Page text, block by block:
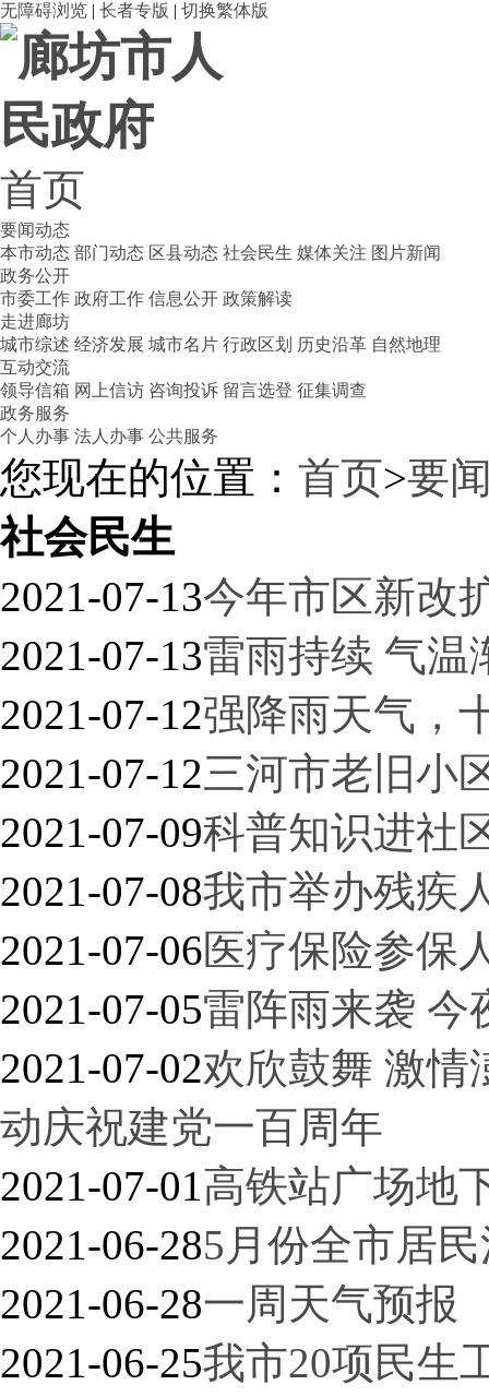
无障碍浏览 | 长者专版 | 切换繁体版
首页
要闻动态
本市动态 部门动态 区县动态 社会民生 媒体关注 图片新闻
政务公开
市委工作 政府工作 信息公开 政策解读
走进廊坊
城市综述 经济发展 城市名片 行政区划 历史沿革 自然地理
互动交流
领导信箱 网上信访 咨询投诉 留言选登 征集调查
政务服务
个人办事 法人办事 公共服务
您现在的位置： 首页>要
社会民生
2021-07-13今年市区新改
2021-07-13雷雨持续 气温
2021-07-12强降雨天气，
2021-07-12三河市老旧小
2021-07-09科普知识进社
2021-07-08我市举办残疾
2021-07-06医疗保险参保
2021-07-05雷阵雨来袭 今
2021-07-02欢欣鼓舞 激情
动庆祝建党一百周年
2021-07-01高铁站广场地
2021-06-285月份全市居
2021-06-28一周天气预报
2021-06-25我市20项民生